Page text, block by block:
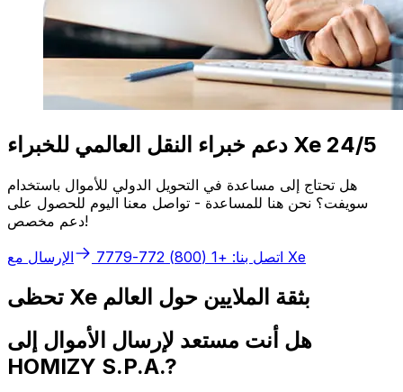
دعم خبراء النقل العالمي للخبراء Xe 24/5
هل تحتاج إلى مساعدة في التحويل الدولي للأموال باستخدام
سويفت؟ نحن هنا للمساعدة - تواصل معنا اليوم للحصول على
دعم مخصص!
اتصل بنا: +1 (800) 772-7779 الإرسال مع Xe
تحظى Xe بثقة الملايين حول العالم
هل أنت مستعد لإرسال الأموال إلى
HOMIZY S.P.A.?